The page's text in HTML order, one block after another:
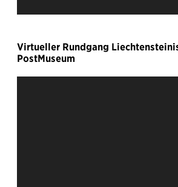
Virtueller Rundgang
PostMuseum